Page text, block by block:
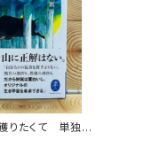
りたくて 単独忍